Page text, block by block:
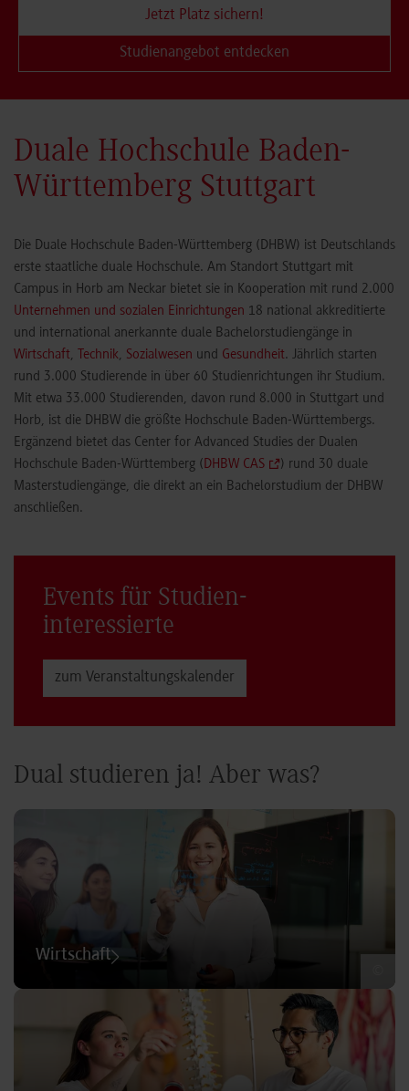
Jetzt Platz sichern!
Studienangebot entdecken
Duale Hochschule Baden-
Württemberg Stuttgart
Die Duale Hochschule Baden-Württemberg (DHBW) ist Deutschlands
erste staatliche duale Hochschule. Am Standort Stuttgart mit
Campus in Horb am Neckar bietet sie in Kooperation mit rund 2.000
Unternehmen und sozialen Einrichtungen 18 national akkreditierte
und international anerkannte duale Bachelorstudiengänge in
Wirtschaft, Technik, Sozialwesen und Gesundheit. Jährlich starten
rund 3.000 Studierende in über 60 Studienrichtungen ihr Studium.
Mit etwa 33.000 Studierenden, davon rund 8.000 in Stuttgart und
Horb, ist die DHBW die größte Hochschule Baden-Württembergs.
Ergänzend bietet das Center for Advanced Studies der Dualen
Hochschule Baden-Württemberg (DHBW CAS
) rund 30 duale
Masterstudiengänge, die direkt an ein Bachelorstudium der DHBW
anschließen.
Events für Studien­
interessierte
zum Veranstaltungs­kalender
Dual studieren ja! Aber was?
Wirtschaft